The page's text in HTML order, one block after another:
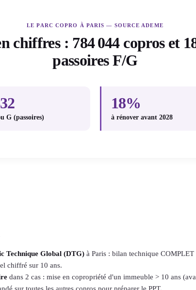
LE PARC COPRO À PARIS — SOURCE ADEME
chiffres : 784 044 copros et
passoires F/G
G (passoires)
18%
à rénover avant 2028
Technique Global (DTG) à Paris : bilan technique
chiffré sur 10 ans.
dans 2 cas : mise en copropriété d'un immeuble > 10 ans